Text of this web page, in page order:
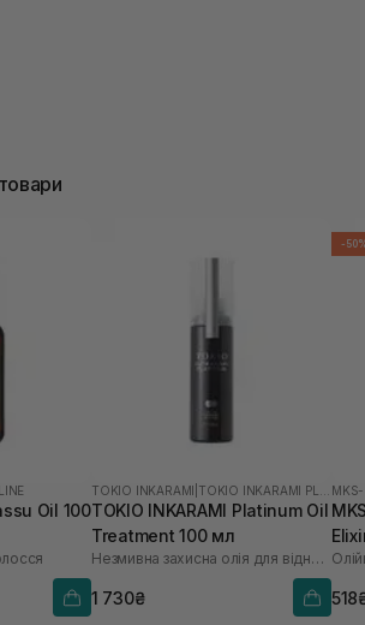
Oil 100
TOKIO INKARAMI TOKIO INKARAMI PLATINUM
TOKIO INKARAMI Platinum Oil
Treatment 100 мл
Незмивна захисна олія для відновлення всіх типів волосся
1 730₴
-